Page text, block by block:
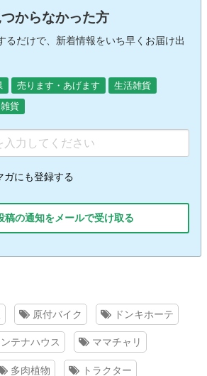
からなかった方
るだけで、新着情報をいち早くお届け出
売ります・あげます
生活雑貨
貨
ガにも登録する
稿の通知をメールで受け取る
原付バイク ドンキホーテ
ンテナハウス ママチャリ
多肉植物 トラクター